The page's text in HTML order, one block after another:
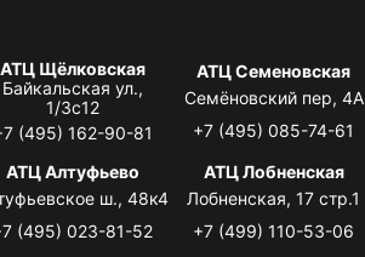
АТЦ Щёлковская
Байкальская ул.,
1/3с12
(495) 162-90-81
АТЦ Семеновская
Семёновский пер, 4А
+7 (495) 085-74-61
АТЦ Алтуфьево
ш., 48к4
(495) 023-81-52
АТЦ Лобненская
Лобненская, 17 стр.1
+7 (499) 110-53-06